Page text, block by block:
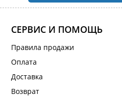
СЕРВИС И ПОМОЩЬ
Правила продажи
Оплата
Доставка
Возврат